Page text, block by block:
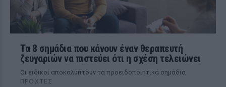
Τα 8 σημάδια που κάνουν έναν θεραπευτή
ζευγαριών να πιστεύει ότι η σχέση τελειώνει
Οι ειδικοί αποκαλύπτουν τα προειδοποιητικά σημάδια
ΠΡΟΧΤΈΣ